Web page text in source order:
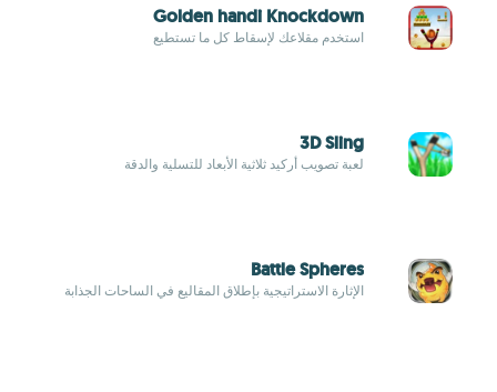
Golden handi Knockdown
استخدم مقلاعك لإسقاط كل ما تستطيع
3D Sling
لعبة تصويب أركيد ثلاثية الأبعاد للتسلية والدقة
Battle Spheres
الإثارة الاستراتيجية بإطلاق المقاليع في الساحات الجذابة